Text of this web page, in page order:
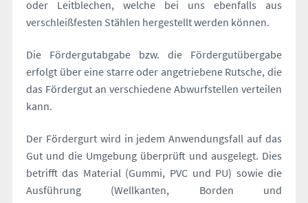
oder Leitblechen, welche bei uns ebenfalls aus
verschleißfesten Stählen hergestellt werden können.
Die Fördergutabgabe bzw. die Fördergutübergabe
erfolgt über eine starre oder angetriebene Rutsche, die
das Fördergut an verschiedene Abwurfstellen verteilen
kann.
Der Fördergurt wird in jedem Anwendungsfall auf das
Gut und die Umgebung überprüft und ausgelegt. Dies
betrifft das Material (Gummi, PVC und PU) sowie die
Ausführung (Wellkanten, Borden und